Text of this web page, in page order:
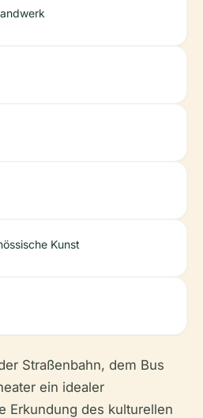
Kunst
Straßenbahn, dem Bus
ein idealer
Erkundung des kulturellen